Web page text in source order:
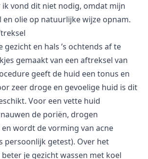
vond dit niet nodig, omdat mijn
en olie op natuurlijke wijze opnam.
gezicht en hals ’s ochtends af te
gemaakt van een aftreksel van
geeft de huid een tonus en
zeer droge en gevoelige huid is dit
Voor een vette huid
de poriën, drogen
wordt de vorming van acne
persoonlijk getest). Over het
je gezicht wassen met koel